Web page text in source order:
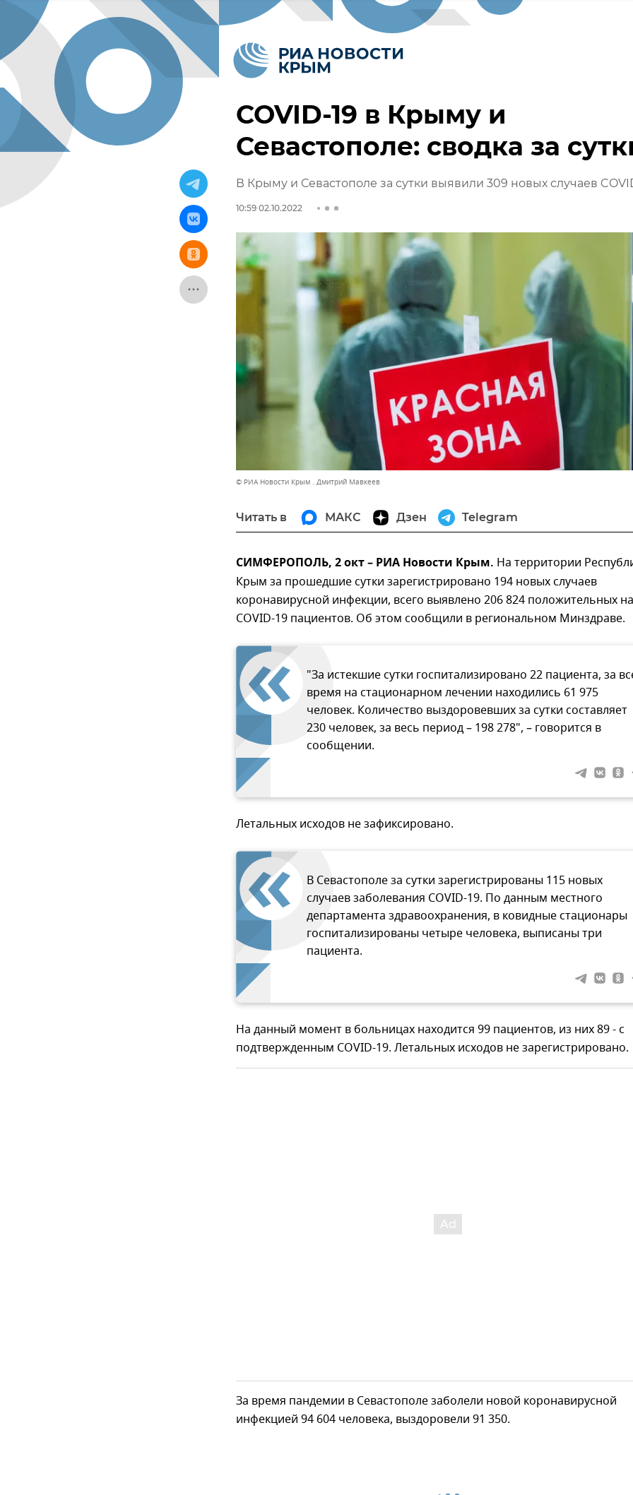
COVID-19 в Крыму и
Севастополе: сводка за
В Крыму и Севастополе за сутки выявили 309 новых случаев
10:59 02.10.2022
© РИА Новости Крым . Дмитрий Мавкеев
Читать в МАКС Дзен Telegram
СИМФЕРОПОЛЬ, 2 окт – РИА Новости Крым. На территории
Крым за прошедшие сутки зарегистрировано 194 новых случаев
коронавирусной инфекции, всего выявлено 206 824 положительных на
COVID-19 пациентов. Об этом сообщили в региональном Минздраве.
"За истекшие сутки госпитализировано 22 пациента, за
время на стационарном лечении находились 61 975
человек. Количество выздоровевших за сутки составляет
230 человек, за весь период – 198 278", – говорится в
сообщении.
Летальных исходов не зафиксировано.
В Севастополе за сутки зарегистрированы 115 новых
случаев заболевания COVID-19. По данным местного
департамента здравоохранения, в ковидные стационары
госпитализированы четыре человека, выписаны три
пациента.
На данный момент в больницах находится 99 пациентов, из них 89 - с
подтвержденным COVID-19. Летальных исходов не зарегистрировано.
За время пандемии в Севастополе заболели новой коронавирусной
инфекцией 94 604 человека, выздоровели 91 350.